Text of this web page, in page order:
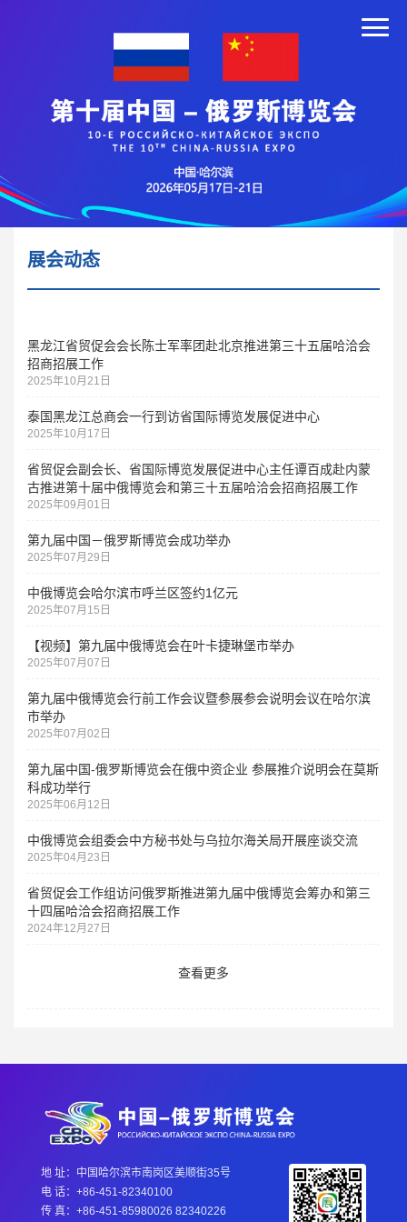
展会动态
黑龙江省贸促会会长陈士军率团赴北京推进第三十五届哈洽会
招商招展工作
2025年10月21日
泰国黑龙江总商会一行到访省国际博览发展促进中心
2025年10月17日
省贸促会副会长、省国际博览发展促进中心主任谭百成赴内蒙
古推进第十届中俄博览会和第三十五届哈洽会招商招展工作
2025年09月01日
第九届中国－俄罗斯博览会成功举办
2025年07月29日
中俄博览会哈尔滨市呼兰区签约1亿元
2025年07月15日
【视频】第九届中俄博览会在叶卡捷琳堡市举办
2025年07月07日
第九届中俄博览会行前工作会议暨参展参会说明会议在哈尔滨
市举办
2025年07月02日
第九届中国-俄罗斯博览会在俄中资企业 参展推介说明会在莫斯
科成功举行
2025年06月12日
中俄博览会组委会中方秘书处与乌拉尔海关局开展座谈交流
2025年04月23日
省贸促会工作组访问俄罗斯推进第九届中俄博览会筹办和第三
十四届哈洽会招商招展工作
2024年12月27日
查看更多
地 址：中国哈尔滨市南岗区美顺街35号
电 话：+86-451-82340100
传 真：+86-451-85980026 82340226